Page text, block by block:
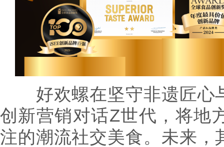
好欢螺在坚守非遗匠心
创新营销对话Z世代，将地
注的潮流社交美食。未来，